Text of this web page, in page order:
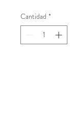
Cantidad *